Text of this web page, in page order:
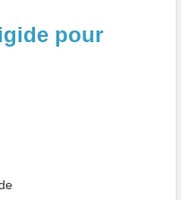
pour